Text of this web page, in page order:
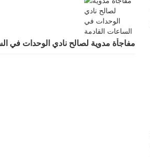
مفاجأة مدوية لصالح نادي الوحدات في